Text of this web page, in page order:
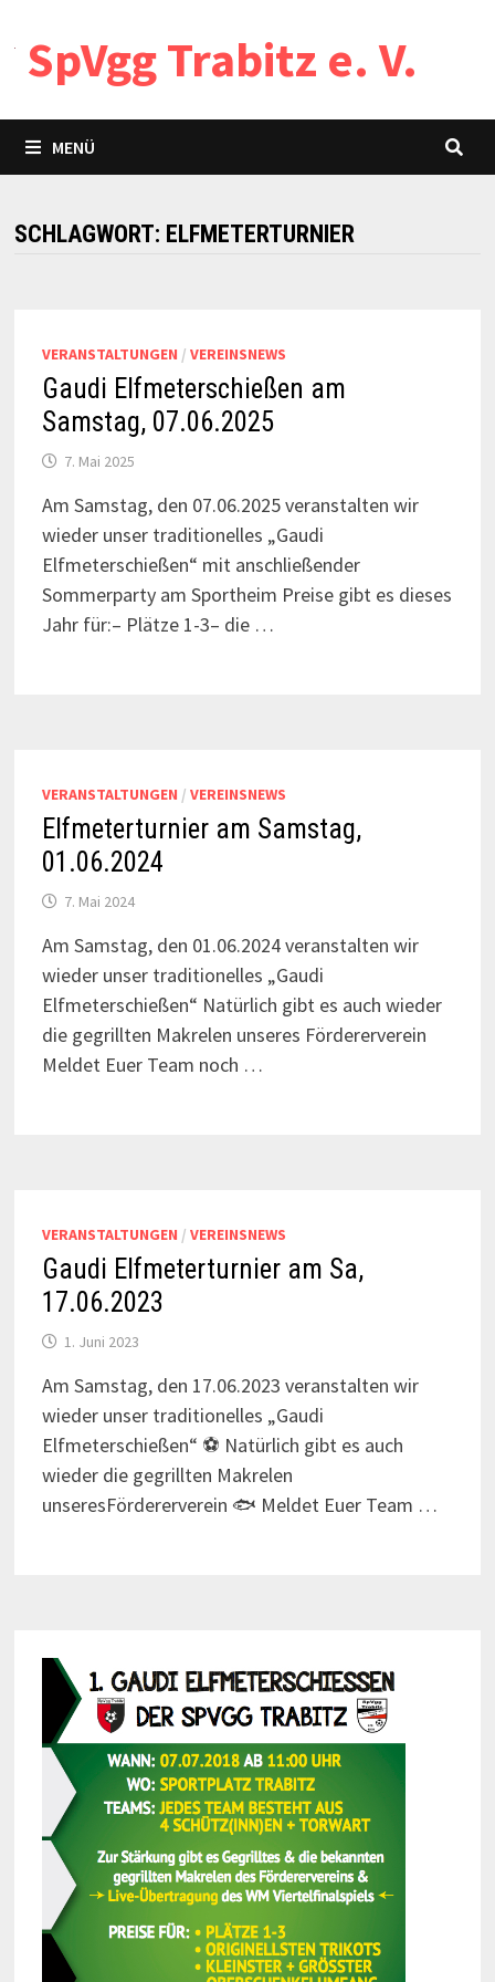
Inhalt
springen
SpVgg Trabitz e. V.
MENÜ
SCHLAGWORT: ELFMETERTURNIER
VERANSTALTUNGEN / VEREINSNEWS
Gaudi Elfmeterschießen am
Samstag, 07.06.2025
7. Mai 2025
Am Samstag, den 07.06.2025 veranstalten wir
wieder unser traditionelles „Gaudi
Elfmeterschießen“ mit anschließender
Sommerparty am Sportheim Preise gibt es dieses
Jahr für:– Plätze 1-3– die …
VERANSTALTUNGEN / VEREINSNEWS
Elfmeterturnier am Samstag,
01.06.2024
7. Mai 2024
Am Samstag, den 01.06.2024 veranstalten wir
wieder unser traditionelles „Gaudi
Elfmeterschießen“ Natürlich gibt es auch wieder
die gegrillten Makrelen unseres Fördererverein
Meldet Euer Team noch …
VERANSTALTUNGEN / VEREINSNEWS
Gaudi Elfmeterturnier am Sa,
17.06.2023
1. Juni 2023
Am Samstag, den 17.06.2023 veranstalten wir
wieder unser traditionelles „Gaudi
Elfmeterschießen“ ⚽️ Natürlich gibt es auch
wieder die gegrillten Makrelen
unseresFördererverein 🐟 Meldet Euer Team …